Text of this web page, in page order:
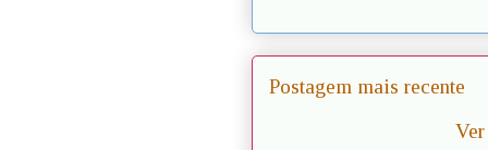
Postagem mais recente